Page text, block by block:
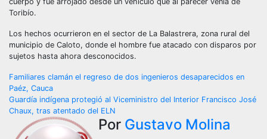
Toribío.
Los hechos ocurrieron en el sector de La Balastrera, zona rural del
municipio de Caloto, donde el hombre fue atacado con disparos por
sujetos hasta ahora desconocidos.
Navegación
de
entradas
Familiares clamán el regreso de dos ingenieros desaparecidos en
Paéz, Cauca
Guardía indígena protegió al Viceministro del Interior Francisco José
Chaux, tras atentado del ELN
Por Gustavo Molina